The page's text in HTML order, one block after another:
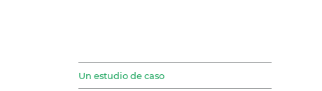
Un estudio de caso